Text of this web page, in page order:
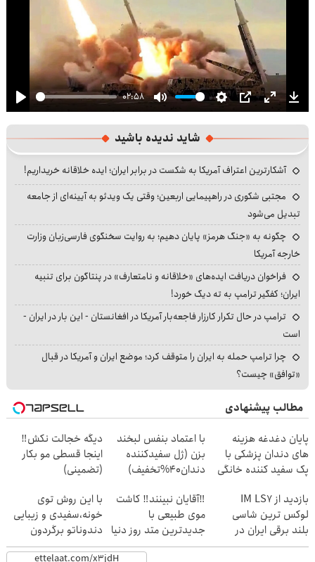
Play
02:58
Mute Settings
PIP Enter
شاید ندیده باشید
آشکارترین اعتراف آمریکا به شکست در برابر ایران؛ ایده خلاقانه خریداریم!
مجتبی شکوری در راهپیمایی اربعین؛ وقتی یک ویدئو به آیینه‌ای از جامعه
تبدیل می‌شود
چگونه به «جنگ هرمز» پایان دهیم؛ به روایت سخنگوی فارسی‌زبان وزارت
خارجه آمریکا
فراخوان دریافت ایده‌های «خلاقانه و نامتعارف» در پنتاگون برای تنبیه
ایران؛ کفگیر ترامپ به ته دیگ خورد!
ترامپ در حال تکرار کارزار فاجعه‌بار آمریکا در افغانستان - این بار در ایران -
است
چرا ترامپ حمله به ایران را متوقف کرد؛ موضع ایران و آمریکا در قبال
«توافق» چیست؟
مطالب پیشنهادی
پایان دغدغه هزینه
های دندان پزشکی با
پک سفید کننده خانگی
با اعتماد بنفس لبخند
بزن (ژل سفیدکننده
دندان40%تخفیف)
دیگه خجالت نکش‼️
اینجا قسطی مو بکار
(تضمینی)
بازدید از IM LS7
لوکس ترین شاسی
بلند برقی ایران در
باشگاه انقلاب
‼️آقایان نبینند‼️ کاشت
موی طبیعی با
جدیدترین متد روز دنیا
با این روش توی
خونه،سفیدی و زیبایی
دندوناتو برگردون
(40%off)